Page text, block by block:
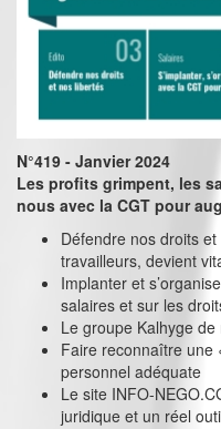
N°419 - Janvier 2024
Les profits grimpent, les
nous avec la CGT pour
Défendre nos droits
travailleurs, devient
Implanter et
salaires et sur les
Le groupe Kalhyge
Faire reconnaître une
personnel adéquate
Le site INFO-
juridique et un réel